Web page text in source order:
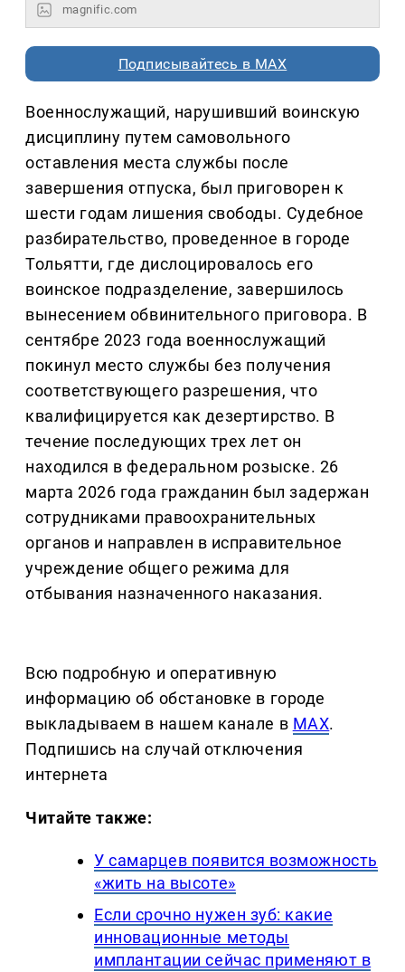
magnific.com
Подписывайтесь в MAX
Военнослужащий, нарушивший воинскую
дисциплину путем самовольного
оставления места службы после
завершения отпуска, был приговорен к
шести годам лишения свободы. Судебное
разбирательство, проведенное в городе
Тольятти, где дислоцировалось его
воинское подразделение, завершилось
вынесением обвинительного приговора. В
сентябре 2023 года военнослужащий
покинул место службы без получения
соответствующего разрешения, что
квалифицируется как дезертирство. В
течение последующих трех лет он
находился в федеральном розыске. 26
марта 2026 года гражданин был задержан
сотрудниками правоохранительных
органов и направлен в исправительное
учреждение общего режима для
отбывания назначенного наказания.
Всю подробную и оперативную
информацию об обстановке в городе
выкладываем в нашем канале в MAX.
Подпишись на случай отключения
интернета
Читайте также:
У самарцев появится возможность
«жить на высоте»
Если срочно нужен зуб: какие
инновационные методы
имплантации сейчас применяют в